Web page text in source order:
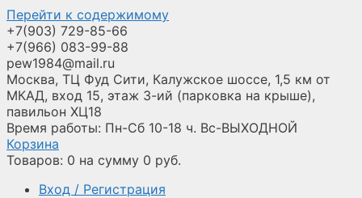
Перейти к содержимому
+7(903) 729-85-66
+7(966) 083-99-88
pew1984@mail.ru
Москва, ТЦ Фуд Сити, Калужское шоссе, 1,5 км от
МКАД, вход 15, этаж 3-ий (парковка на крыше),
павильон ХЦ18
Время работы: Пн-Сб 10-18 ч. Вс-ВЫХОДНОЙ
Корзина
Товаров: 0 на сумму 0 руб.
Вход / Регистрация